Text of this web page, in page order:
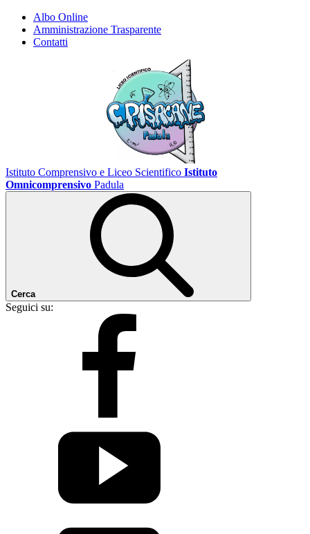
Albo Online
Amministrazione Trasparente
Contatti
Istituto Comprensivo e Liceo Scientifico Istituto
Omnicomprensivo Padula
Cerca
Seguici su: